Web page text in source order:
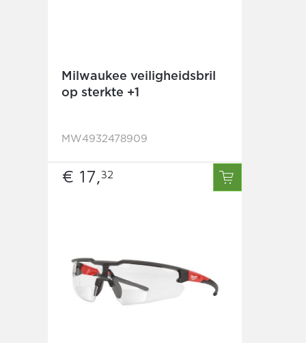
Milwaukee veiligheidsbril
op sterkte +1
MW4932478909
€ 17,32